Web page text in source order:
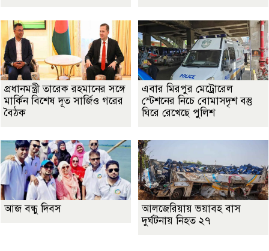
প্রধানমন্ত্রী তারেক রহমানের সঙ্গে
মার্কিন বিশেষ দূত সার্জিও গরের
বৈঠক
এবার মিরপুর মেট্রোরেল
স্টেশনের নিচে বোমাসদৃশ বস্তু
ঘিরে রেখেছে পুলিশ
আজ বন্ধু দিবস
আলজেরিয়ায় ভয়াবহ বাস
দুর্ঘটনায় নিহত ২৭